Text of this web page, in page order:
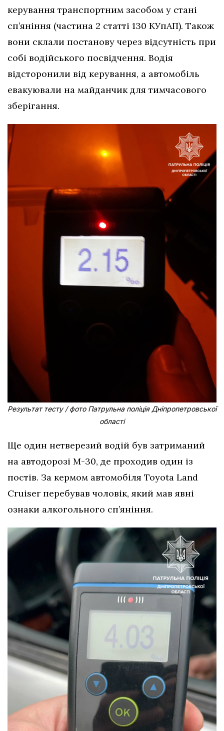
керування транспортним засобом у стані
сп’яніння (частина 2 статті 130 КУпАП). Також
вони склали постанову через відсутність при
собі водійського посвідчення. Водія
відсторонили від керування, а автомобіль
евакуювали на майданчик для тимчасового
зберігання.
Результат тесту / фото Патрульна поліція Дніпропетровської
області
Ще один нетверезий водій був затриманий
на автодорозі М-30, де проходив один із
постів. За кермом автомобіля Toyota Land
Cruiser перебував чоловік, який мав явні
ознаки алкогольного сп’яніння.